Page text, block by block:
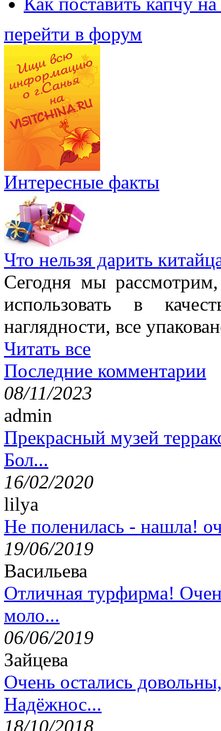
перейти в форум
Интересные факты
Что нельзя дарить
Сегодня мы
использовать в
наглядности, все
Читать все
Последние комментарии
08/11/2023
admin
Прекрасный музей
Бол...
16/02/2020
lilya
Не поленилась - нашла!
19/06/2019
Васильева
Отличная турфирма!
моло...
06/06/2019
Зайцева
Очень остались
Надёжнос...
18/10/2018